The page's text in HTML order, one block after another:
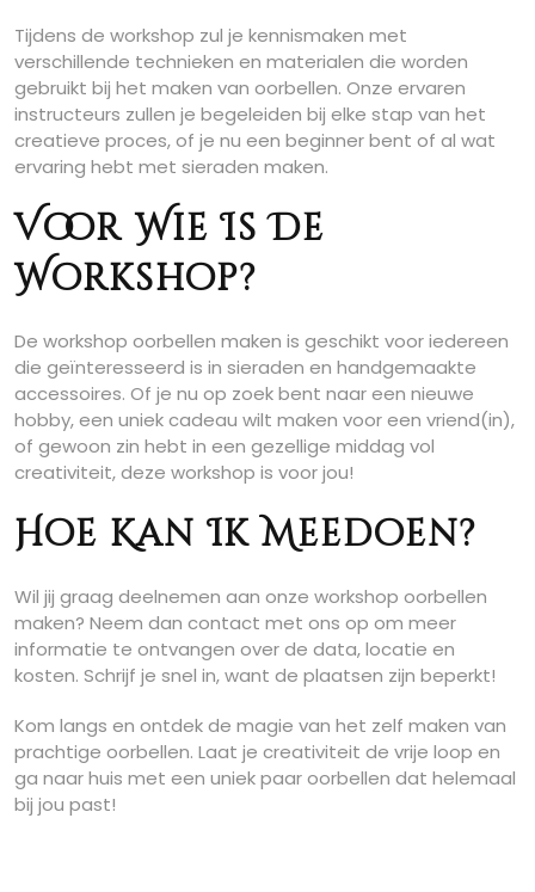
Tijdens de workshop zul je kennismaken met
verschillende technieken en materialen die worden
gebruikt bij het maken van oorbellen. Onze ervaren
instructeurs zullen je begeleiden bij elke stap van het
creatieve proces, of je nu een beginner bent of al wat
ervaring hebt met sieraden maken.
Voor Wie Is De
Workshop?
De workshop oorbellen maken is geschikt voor iedereen
die geïnteresseerd is in sieraden en handgemaakte
accessoires. Of je nu op zoek bent naar een nieuwe
hobby, een uniek cadeau wilt maken voor een vriend(in),
of gewoon zin hebt in een gezellige middag vol
creativiteit, deze workshop is voor jou!
Hoe Kan Ik Meedoen?
Wil jij graag deelnemen aan onze workshop oorbellen
maken? Neem dan contact met ons op om meer
informatie te ontvangen over de data, locatie en
kosten. Schrijf je snel in, want de plaatsen zijn beperkt!
Kom langs en ontdek de magie van het zelf maken van
prachtige oorbellen. Laat je creativiteit de vrije loop en
ga naar huis met een uniek paar oorbellen dat helemaal
bij jou past!